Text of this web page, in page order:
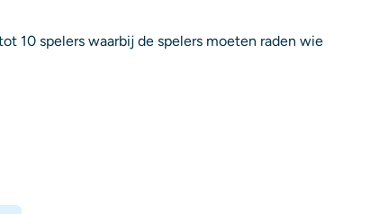
10 spelers waarbij de spelers moeten raden wie